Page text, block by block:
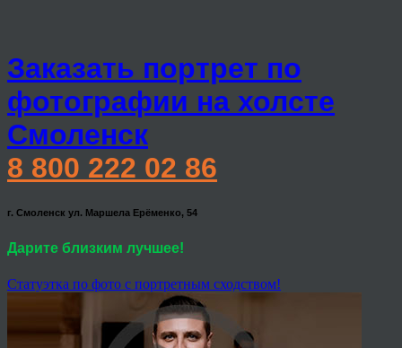
Заказать портрет по
фотографии на холсте
Смоленск
8 800 222 02 86
г. Смоленск ул. Маршела Ерёменко, 54
Дарите близким лучшее!
Статуэтка по фото с портретным сходством!